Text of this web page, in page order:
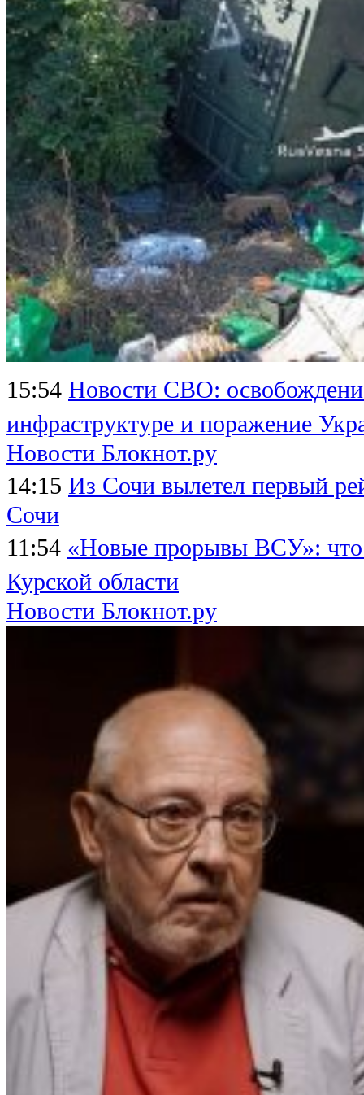
15:54 Новости СВО:
инфраструктуре и поражение
Новости Блокнот.ру
14:15 Из Сочи вылетел первый
Сочи
11:54 «Новые прорывы ВСУ»: что
Курской области
Новости Блокнот.ру